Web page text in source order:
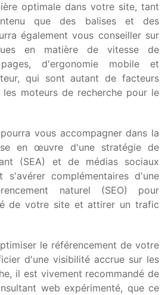
optimale dans votre site, tant
que des balises et des
également vous conseiller sur
en matière de vitesse de
d'ergonomie mobile et
qui sont autant de facteurs
moteurs de recherche pour le
vous accompagner dans la
en œuvre d'une stratégie de
(SEA) et de médias sociaux
s'avérer complémentaires d'une
naturel (SEO) pour
de votre site et attirer un trafic
le référencement de votre
d'une visibilité accrue sur les
il est vivement recommandé de
web expérimenté, que ce